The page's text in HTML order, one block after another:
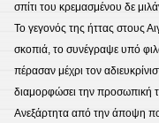
σπίτι του κρεμασμένου δε
Το γεγονός της ήττας στους
σκοπιά, το συνέγραψε υπό
πέρασαν μέχρι τον
διαμορφώσει την προσωπική
Ανεξάρτητα από την άποψη